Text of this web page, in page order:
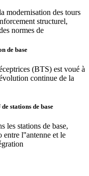
modernisation des tours
structurel,
normes de
de base
(BTS) est voué à
continue de la
stations de base
les stations de base,
entre l''antenne et le